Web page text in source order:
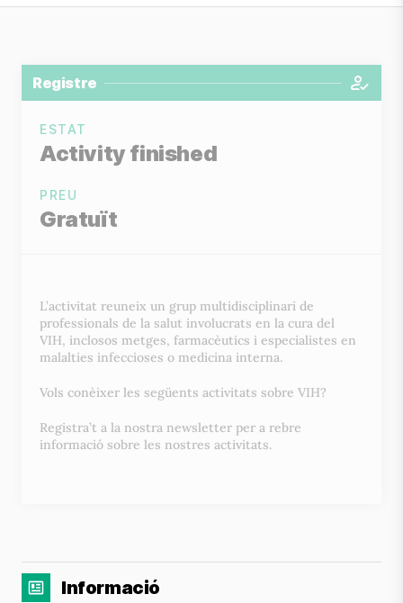
Registre
ESTAT
Activity finished
PREU
Gratuït
L’activitat reuneix un grup multidisciplinari de
professionals de la salut involucrats en la cura del
VIH, inclosos metges, farmacèutics i especialistes en
malalties infeccioses o medicina interna.
Vols conèixer les següents activitats sobre VIH?
Registra’t a la nostra newsletter per a rebre
informació sobre les nostres activitats.
Informació